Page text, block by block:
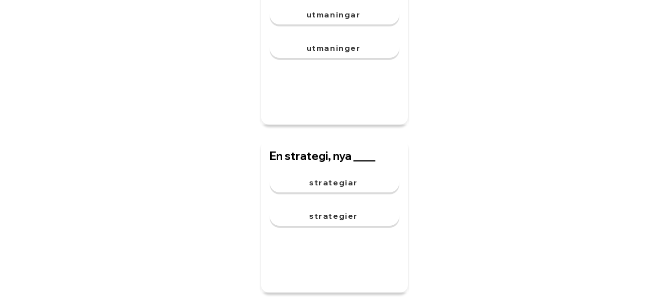
utmaningar
utmaninger
En strategi, nya ____
strategiar
strategier